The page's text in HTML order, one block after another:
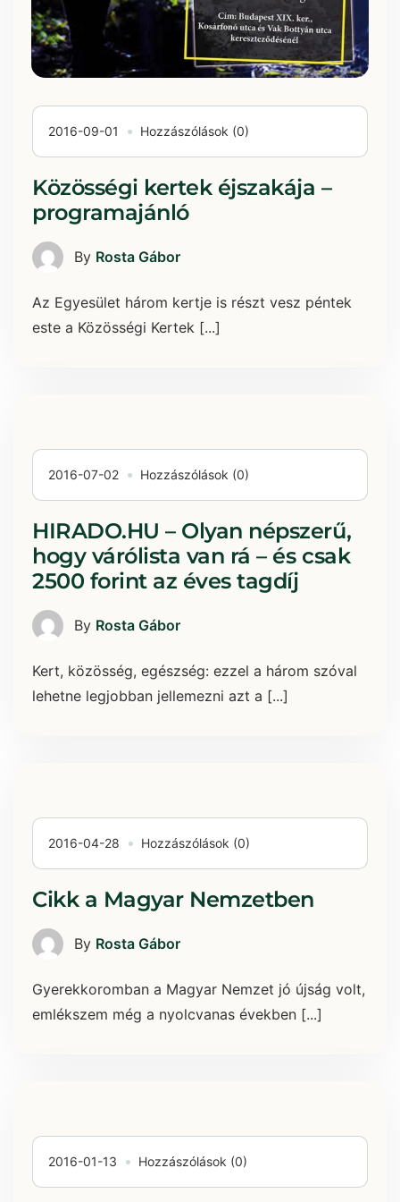
2016-09-01 Hozzászólások (0)
Közösségi kertek éjszakája –
programajánló
By Rosta Gábor
Az Egyesület három kertje is részt vesz péntek
este a Közösségi Kertek [...]
2016-07-02 Hozzászólások (0)
HIRADO.HU – Olyan népszerű,
hogy várólista van rá – és csak
2500 forint az éves tagdíj
By Rosta Gábor
Kert, közösség, egészség: ezzel a három szóval
lehetne legjobban jellemezni azt a [...]
2016-04-28 Hozzászólások (0)
Cikk a Magyar Nemzetben
By Rosta Gábor
Gyerekkoromban a Magyar Nemzet jó újság volt,
emlékszem még a nyolcvanas években [...]
2016-01-13 Hozzászólások (0)